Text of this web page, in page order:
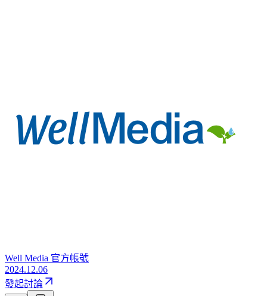
Well Media 官方帳號
2024.12.06
發起討論